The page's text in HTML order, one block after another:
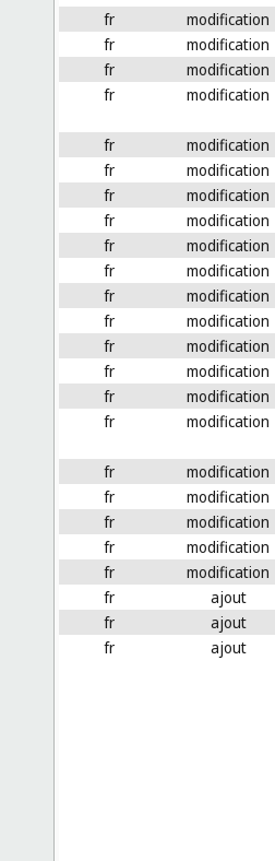
fr
modification
fr
modification
fr
modification
fr
modification
fr
modification
fr
modification
fr
modification
fr
modification
fr
modification
fr
modification
fr
modification
fr
modification
fr
modification
fr
modification
fr
modification
fr
modification
fr
modification
fr
modification
fr
modification
fr
modification
fr
modification
fr
ajout
fr
ajout
fr
ajout